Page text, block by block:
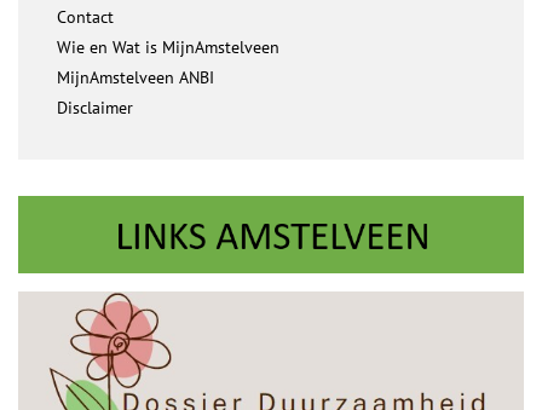
Contact
Wie en Wat is MijnAmstelveen
MijnAmstelveen ANBI
Disclaimer